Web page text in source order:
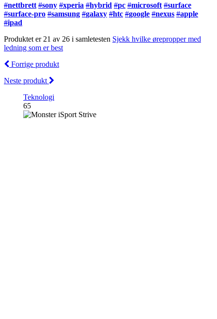
#nettbrett #sony #xperia #hybrid #pc #microsoft #surface
#surface-pro #samsung #galaxy #htc #google #nexus #apple
#ipad
Produktet er 21 av 26 i samletesten Sjekk hvilke ørepropper med
ledning som er best
Forrige produkt
Neste produkt
Teknologi
65